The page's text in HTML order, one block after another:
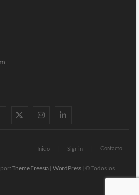
facebooktwitterinstagram
linkedin
Inicio Sign in Contacto
Theme Freesia| WordPress| © Todos los